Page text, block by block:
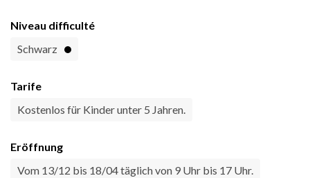
Niveau difficulté
Schwarz
Tarife
Kostenlos für Kinder unter 5 Jahren.
Eröffnung
Vom 13/12 bis 18/04 täglich von 9 Uhr bis 17 Uhr.